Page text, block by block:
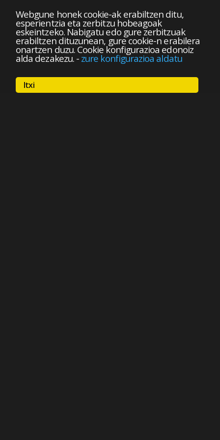
Webgune honek cookie-ak erabiltzen ditu,
esperientzia eta zerbitzu hobeagoak
eskeintzeko. Nabigatu edo gure zerbitzuak
erabiltzen dituzunean, gure cookie-n erabilera
onartzen duzu. Cookie konfigurazioa edonoiz
alda dezakezu.- zure konfigurazioa aldatu
Itxi